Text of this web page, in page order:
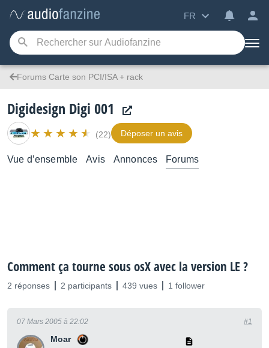
FR
Forums Carte son PCI/ISA + rack
Digidesign Digi 001
(22) Déposer un avis
Vue d’ensemble Avis Annonces Forums
Comment ça tourne sous osX avec la version LE ?
2 réponses 2 participants 439 vues 1 follower
Moar
07 Mars 2005 à 22:02 #1